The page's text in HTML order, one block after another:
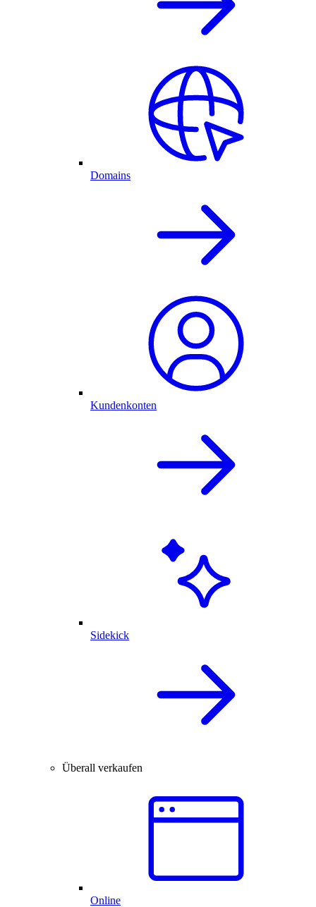
Domains
Kundenkonten
Sidekick
Überall verkaufen
Online